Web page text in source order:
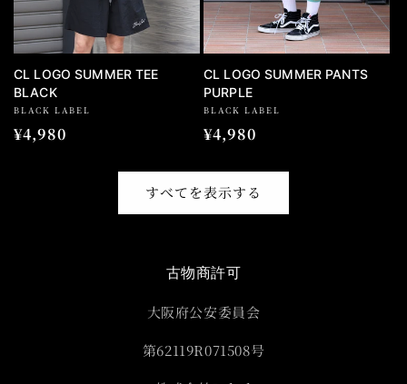
CL LOGO SUMMER TEE
BLACK
BLACK LABEL
通
¥4,980
CL LOGO SUMMER PANTS
PURPLE
BLACK LABEL
通
価
格
¥4,980
すべてを表示する
古物商許可
大阪府公安委員会
第62119R071508号